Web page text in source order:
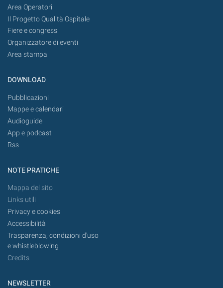
Area Operatori
Il Progetto Qualità Ospitale
Fiere e congressi
Organizzatore di eventi
Area stampa
DOWNLOAD
Pubblicazioni
Mappe e calendari
Audioguide
App e podcast
Rss
NOTE PRATICHE
Mappa del sito
Links utili
Privacy e cookies
Accessibilità
Trasparenza, condizioni d'uso
e whistleblowing
Credits
NEWSLETTER